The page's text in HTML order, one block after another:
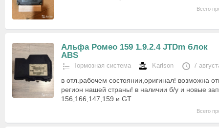
Всего
Альфа Ромео 159 1.9.2.4 JTDm блок
ABS
Тормозная система Karlson 7
в отл.рабочем состоянии,оригинал! возможна
регион нашей страны! в наличии б/у и новые
156,166,147,159 и GT
Всего